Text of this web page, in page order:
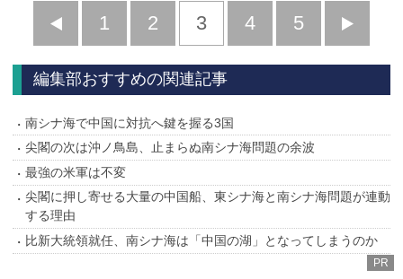
前
へ
1 2 3 4 5
へ
編集部おすすめの関連記事
南シナ海で中国に対抗へ鍵を握る3国
尖閣の次は沖ノ鳥島、止まらぬ南シナ海問題の余波
最強の米軍は不変
尖閣に押し寄せる大量の中国船、東シナ海と南シナ海問題が連動
する理由
比新大統領就任、南シナ海は「中国の湖」となってしまうのか
PR